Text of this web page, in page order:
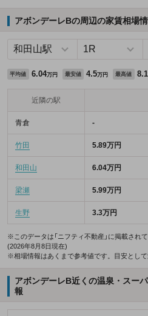
アボンデーレBの周辺の家賃相場
平均値 6.04万円 最安値 4.5万円 最高値
近隣の駅
青倉 -
竹田 5.89万円
和田山 6.04万円
梁瀬 5.99万円
生野 3.3万円
※このデータは「ニフティ不動産」に掲載され
(2026年8月8日現在)
※相場情報はあくまで参考値です。目安として
アボンデーレB近くの温泉・スー
報